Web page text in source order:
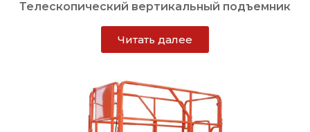
Телескопический вертикальный подъемник
Читать далее